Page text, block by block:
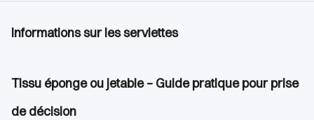
Informations sur les serviettes
Tissu éponge ou jetable – Guide pratique pour prise
de décision